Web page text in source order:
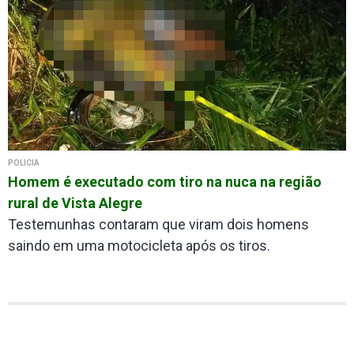
POLÍCIA
Homem é executado com tiro na nuca na região
rural de Vista Alegre
Testemunhas contaram que viram dois homens
saindo em uma motocicleta após os tiros.